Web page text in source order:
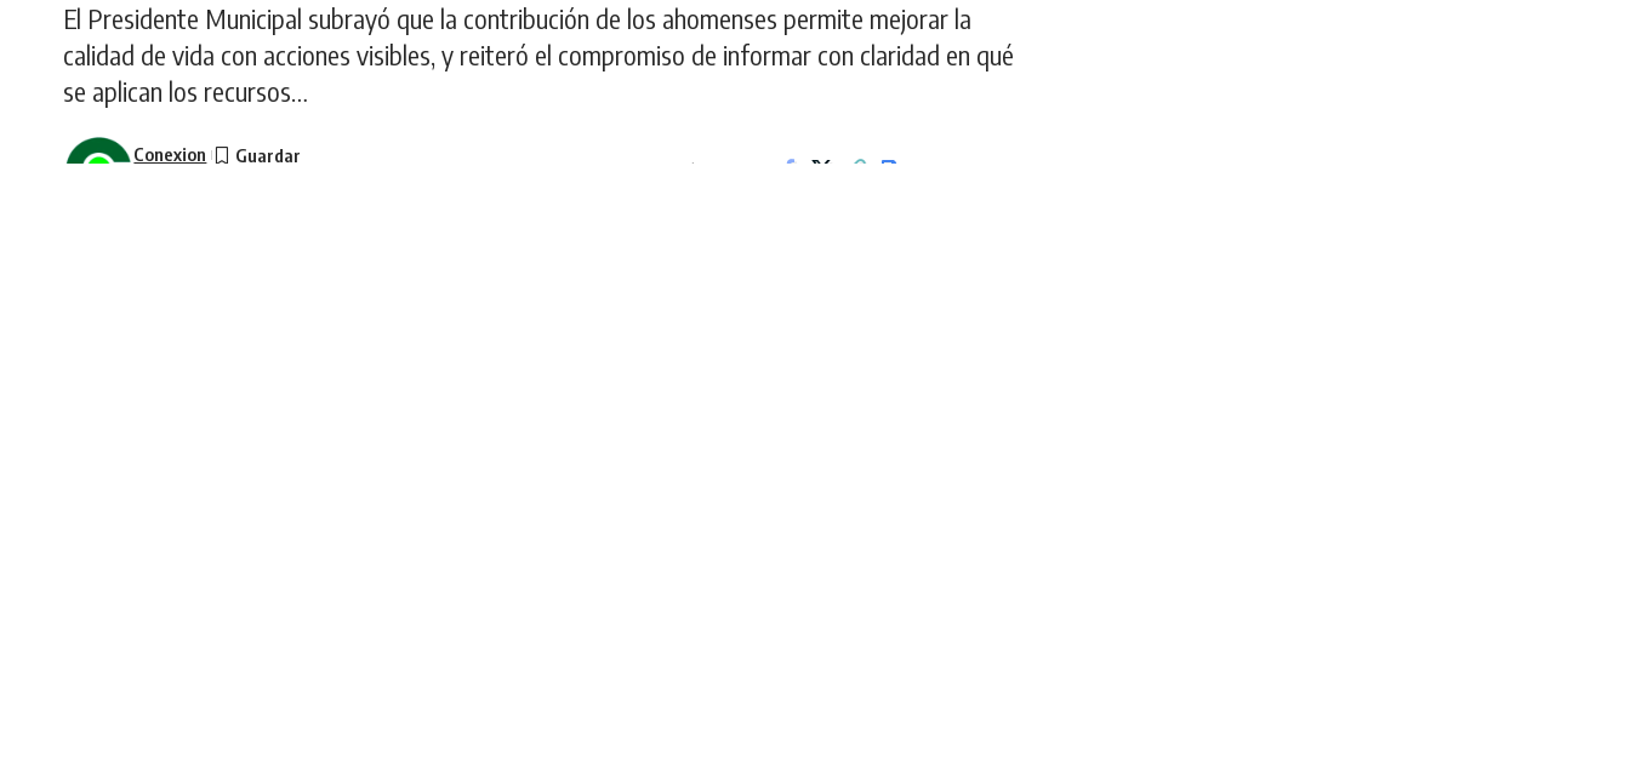
El Presidente Municipal subrayó que la contribución de los ahomenses permite mejorar la
calidad de vida con acciones visibles, y reiteró el compromiso de informar con claridad en qué
se aplican los recursos…
Conexion